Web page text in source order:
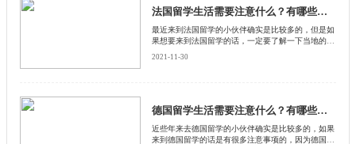
法国留学生活需要注意什么？有哪些注意事项？
​最近来到法国留学的小伙伴确实是比较多的，但是如
果想要来到法国留学的话，一定要了解一下当地的留
2021-11-30
德国留学生活需要注意什么？有哪些需要注意的？
近些年来去德国留学的小伙伴确实是比较多的，如果
来到德国留学的话是有很多注意事项的，因为德国人